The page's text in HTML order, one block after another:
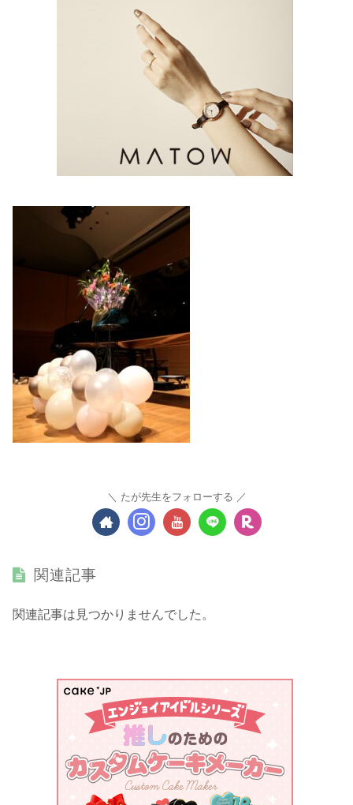
たが先生をフォローする
関連記事
関連記事は見つかりませんでした。